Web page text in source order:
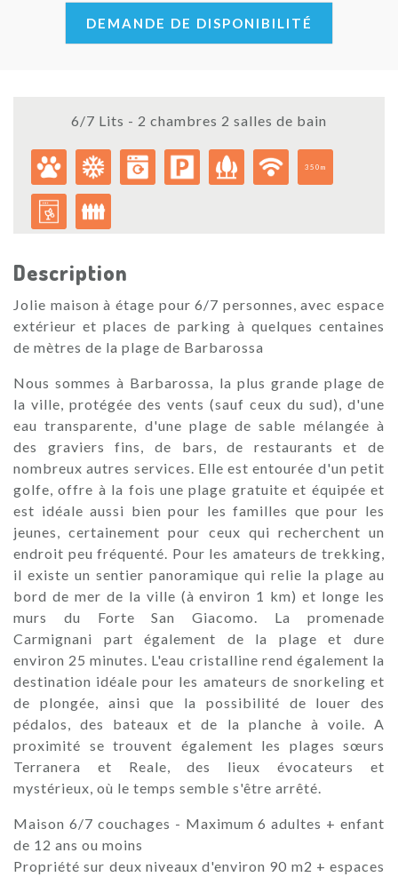
DEMANDE DE DISPONIBILITÉ
6/7 Lits - 2 chambres 2 salles de bain
350m
Description
Jolie maison à étage pour 6/7 personnes, avec espace
extérieur et places de parking à quelques centaines
de mètres de la plage de Barbarossa
Nous sommes à Barbarossa, la plus grande plage de
la ville, protégée des vents (sauf ceux du sud), d'une
eau transparente, d'une plage de sable mélangée à
des graviers fins, de bars, de restaurants et de
nombreux autres services. Elle est entourée d'un petit
golfe, offre à la fois une plage gratuite et équipée et
est idéale aussi bien pour les familles que pour les
jeunes, certainement pour ceux qui recherchent un
endroit peu fréquenté. Pour les amateurs de trekking,
il existe un sentier panoramique qui relie la plage au
bord de mer de la ville (à environ 1 km) et longe les
murs du Forte San Giacomo. La promenade
Carmignani part également de la plage et dure
environ 25 minutes. L'eau cristalline rend également la
destination idéale pour les amateurs de snorkeling et
de plongée, ainsi que la possibilité de louer des
pédalos, des bateaux et de la planche à voile. A
proximité se trouvent également les plages sœurs
Terranera et Reale, des lieux évocateurs et
mystérieux, où le temps semble s'être arrêté.
Maison 6/7 couchages - Maximum 6 adultes + enfant
de 12 ans ou moins
Propriété sur deux niveaux d'environ 90 m2 + espaces